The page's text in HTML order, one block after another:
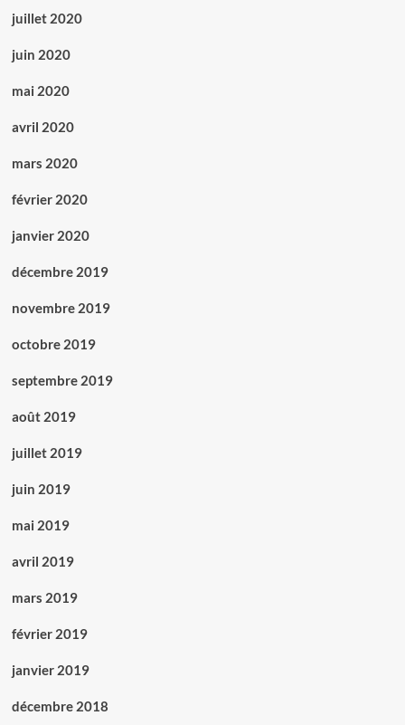
juillet 2020
juin 2020
mai 2020
avril 2020
mars 2020
février 2020
janvier 2020
décembre 2019
novembre 2019
octobre 2019
septembre 2019
août 2019
juillet 2019
juin 2019
mai 2019
avril 2019
mars 2019
février 2019
janvier 2019
décembre 2018